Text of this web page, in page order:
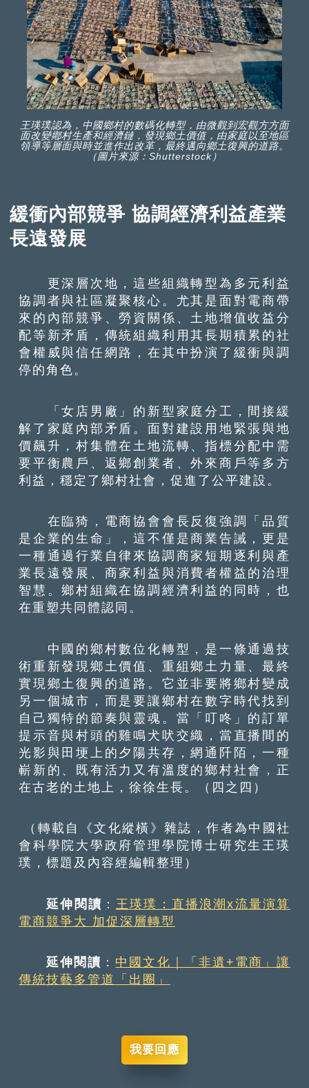
王瑛璞認為，中國鄉村的數碼化轉型，由微觀到宏觀方方面
面改變鄕村生產和經濟鏈，發現鄉土價值，由家庭以至地區
領導等層面與時並進作出改革，最終邁向鄉土復興的道路。
（圖片來源：Shutterstock）
緩衝內部競爭 協調經濟利益產業
長遠發展
更深層次地，這些組織轉型為多元利益
協調者與社區凝聚核心。尤其是面對電商帶
來的內部競爭、勞資關係、土地增值收益分
配等新矛盾，傳統組織利用其長期積累的社
會權威與信任網路，在其中扮演了緩衝與調
停的角色。
「女店男廠」的新型家庭分工，間接緩
解了家庭內部矛盾。面對建設用地緊張與地
價飆升，村集體在土地流轉、指標分配中需
要平衡農戶、返鄉創業者、外來商戶等多方
利益，穩定了鄉村社會，促進了公平建設。
在臨猗，電商協會會長反復強調「品質
是企業的生命」，這不僅是商業告誡，更是
一種通過行業自律來協調商家短期逐利與產
業長遠發展、商家利益與消費者權益的治理
智慧。鄉村組織在協調經濟利益的同時，也
在重塑共同體認同。
中國的鄉村數位化轉型，是一條通過技
術重新發現鄉土價值、重組鄉土力量、最終
實現鄉土復興的道路。它並非要將鄉村變成
另一個城市，而是要讓鄉村在數字時代找到
自己獨特的節奏與靈魂。當「叮咚」的訂單
提示音與村頭的雞鳴犬吠交織，當直播間的
光影與田埂上的夕陽共存，網通阡陌，一種
嶄新的、既有活力又有溫度的鄉村社會，正
在古老的土地上，徐徐生長。（四之四）
（轉載自《文化縱橫》雜誌，作者為中國社
會科學院大學政府管理學院博士研究生王瑛
璞，標題及內容經編輯整理）
延伸閱讀 ： 王瑛璞：直播浪潮x流量演算
電商競爭大 加促深層轉型
延伸閱讀 ： 中國文化｜「非遺+電商」讓
傳統技藝多管道「出圈」
我要回應